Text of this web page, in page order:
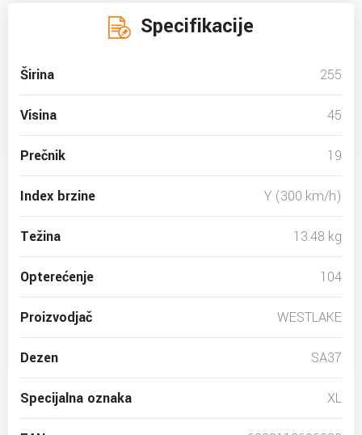
Specifikacije
Širina 255
Visina 45
Prečnik 19
Index brzine Y (300 km/h)
Težina 13.48 kg
Opterećenje 104
Proizvodjač WESTLAKE
Dezen SA37
Specijalna oznaka XL